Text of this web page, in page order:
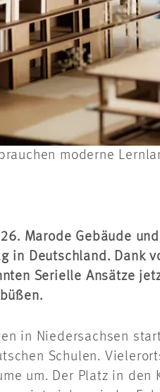
moderne
Marode Gebäude
in Deutschland. Dank
Serielle Ansätze
in Niedersachsen
Schulen.
um. Der Platz in den